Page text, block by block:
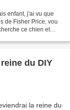
enfant, j'ai vu que
de Fisher Price, vou
ce chien et
du DIY